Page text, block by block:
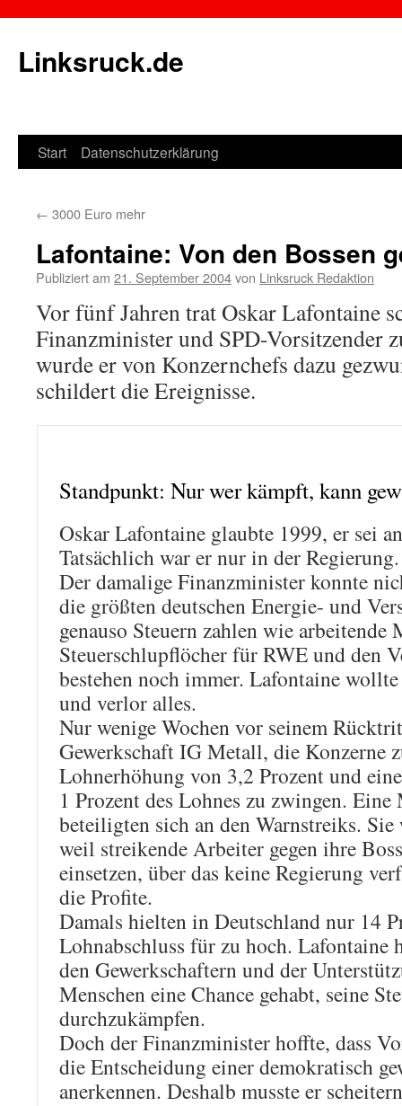
Linksruck.de
Springe
Inhalt
Start Datenschutzerklärung
← 3000 Euro mehr
Lafontaine: Von den Bossen
Publiziert am 21. September 2004von Linksruck Redaktion
Vor fünf Jahren trat Oskar Lafontaine
Finanzminister und SPD-Vorsitzender
wurde er von Konzernchefs dazu
schildert die Ereignisse.
Standpunkt: Nur wer kämpft, kann
Oskar Lafontaine glaubte 1999, er sei
Tatsächlich war er nur in der Regierung.
Der damalige Finanzminister konnte
die größten deutschen Energie- und
genauso Steuern zahlen wie arbeitende
Steuerschlupflöcher für RWE und den
bestehen noch immer. Lafontaine
und verlor alles.
Nur wenige Wochen vor seinem
Gewerkschaft IG Metall, die Konzerne
Lohnerhöhung von 3,2 Prozent und
1 Prozent des Lohnes zu zwingen.
beteiligten sich an den Warnstreiks.
weil streikende Arbeiter gegen ihre
einsetzen, über das keine Regierung
die Profite.
Damals hielten in Deutschland nur 14
Lohnabschluss für zu hoch. Lafontaine
den Gewerkschaftern und der
Menschen eine Chance gehabt, seine
durchzukämpfen.
Doch der Finanzminister hoffte, dass
die Entscheidung einer demokratisch
anerkennen. Deshalb musste er